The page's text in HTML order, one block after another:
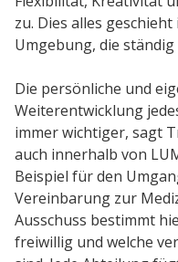
zu. Dies alles
Umgebung, die
Die persönliche und
Weiterentwicklung
immer wichtiger, sagt
auch innerhalb von
Beispiel für den
Vereinbarung zur
Ausschuss bestimmt
freiwillig und welche